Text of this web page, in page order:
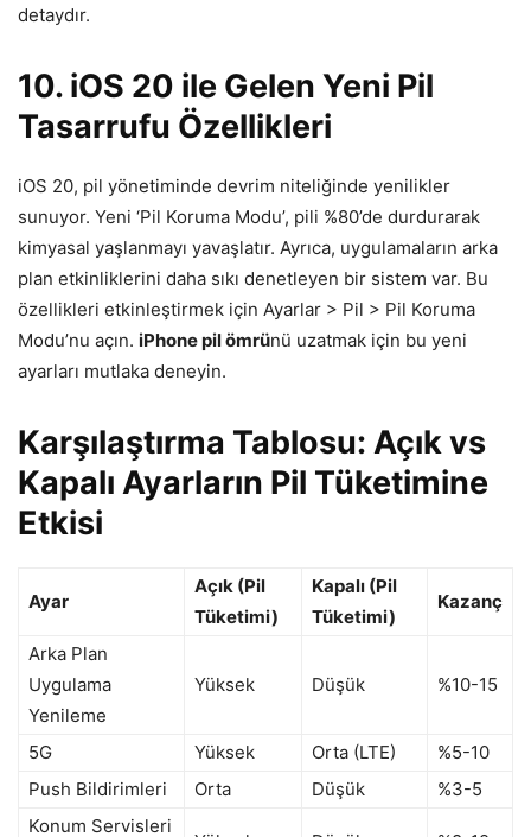
detaydır.
10. iOS 20 ile Gelen Yeni Pil
Tasarrufu Özellikleri
iOS 20, pil yönetiminde devrim niteliğinde yenilikler
sunuyor. Yeni ‘Pil Koruma Modu’, pili %80’de durdurarak
kimyasal yaşlanmayı yavaşlatır. Ayrıca, uygulamaların arka
plan etkinliklerini daha sıkı denetleyen bir sistem var. Bu
özellikleri etkinleştirmek için Ayarlar > Pil > Pil Koruma
Modu’nu açın. iPhone pil ömrünü uzatmak için bu yeni
ayarları mutlaka deneyin.
Karşılaştırma Tablosu: Açık vs
Kapalı Ayarların Pil Tüketimine
Etkisi
Ayar
Açık (Pil
Tüketimi)
Kapalı (Pil
Tüketimi)
Kazanç
Arka Plan
Uygulama
Yenileme
Yüksek Düşük %10-15
5G Yüksek Orta (LTE)
%5-10
Push Bildirimleri
Orta Düşük
%3-5
Konum Servisleri